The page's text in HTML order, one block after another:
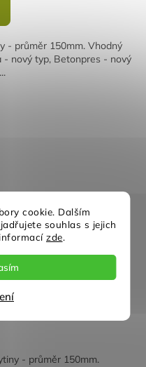
cookie. Dalším
souhlas s jejich
zde.
- průměr 150mm. Vhodný
- nový typ, Betonpres - nový
Záruka kvality
Nejlepší ceny
- průměr 150mm.